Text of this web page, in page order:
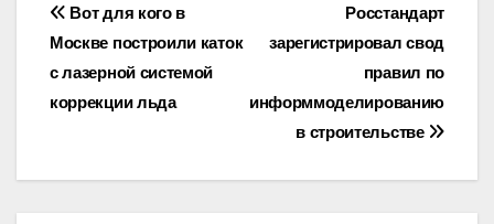
Навигация
по
записям
Росстандарт
зарегистрировал свод
правил по
информмоделированию
в строительстве
Вот для кого в
Москве построили каток
с лазерной системой
коррекции льда